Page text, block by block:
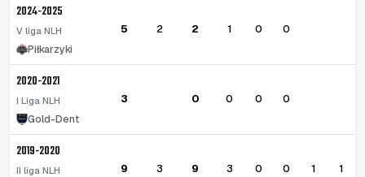
2024-2025
V liga NLH
Piłkarzyki
5 2 2 1 0 0
2020-2021
I Liga NLH
Gold-Dent
3 0 0 0 0
2019-2020
II liga NLH 9 3 9 3 0 0 1 1